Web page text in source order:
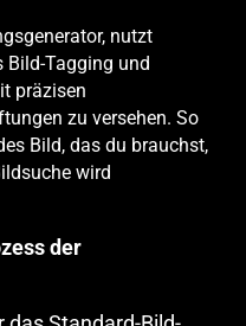
nutzt
Bild-Tagging und
präzisen
zu versehen. So
Bild, das du brauchst,
wird
der